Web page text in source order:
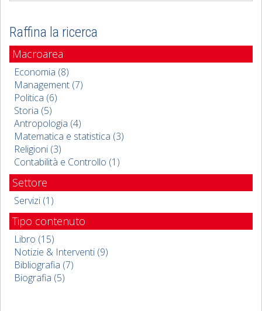
Raffina la ricerca
Macroarea
Economia (8)
Management (7)
Politica (6)
Storia (5)
Antropologia (4)
Matematica e statistica (3)
Religioni (3)
Contabilità e Controllo (1)
Settore
Servizi (1)
Tipo contenuto
Libro (15)
Notizie & Interventi (9)
Bibliografia (7)
Biografia (5)